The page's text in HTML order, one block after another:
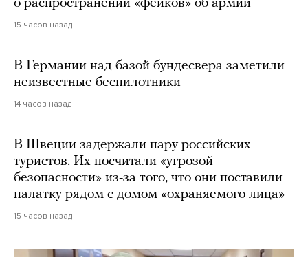
о распространении «фейков» об армии
15 часов назад
В Германии над базой бундесвера заметили
неизвестные беспилотники
14 часов назад
В Швеции задержали пару российских
туристов. Их посчитали «угрозой
безопасности» из-за того, что они поставили
палатку рядом с домом «охраняемого лица»
15 часов назад